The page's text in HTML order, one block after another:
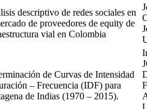
descriptivo de redes sociales en
de proveedores de equity de
vial en Colombia
de Curvas de Intensidad
– Frecuencia (IDF) para
de Indias (1970 – 2015).